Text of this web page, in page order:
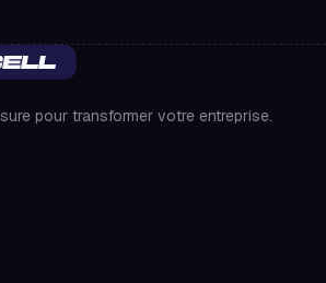
pour transformer votre entreprise.